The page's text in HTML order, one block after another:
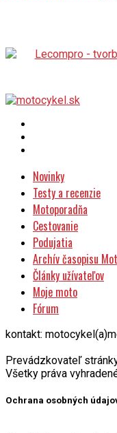
Novinky
Testy a recenzie
Motoporadňa
Cestovanie
Podujatia
Archív časopisu
Články užívateľov
Moje moto
Fórum
kontakt:
Prevádzkovateľ
Všetky práva
Ochrana osobných